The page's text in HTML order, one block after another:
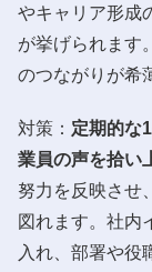
やキャリア形成
が挙げられます
のつながりが希
対策： 定期的な
業員の声を拾い
努力を反映させ
図れます。社内
入れ、部署や役